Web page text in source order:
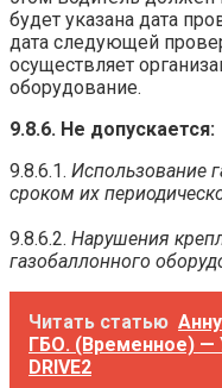
будет указана дата
дата следующей
осуществляет
оборудование.
9.8.6. Не допускается:
9.8.6.1. Использование
сроком их
9.8.6.2. Нарушения
газобаллонного
Читать статью
ГБО. (Временное) —
DRIVE2